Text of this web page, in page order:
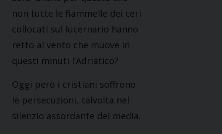
non tutte le fiammelle dei ceri
collocati sul lucernario hanno
retto al vento che muove in
questi minuti l’Adriatico?
Oggi però i cristiani soffrono
le persecuzioni, talvolta nel
silenzio assordante dei media.